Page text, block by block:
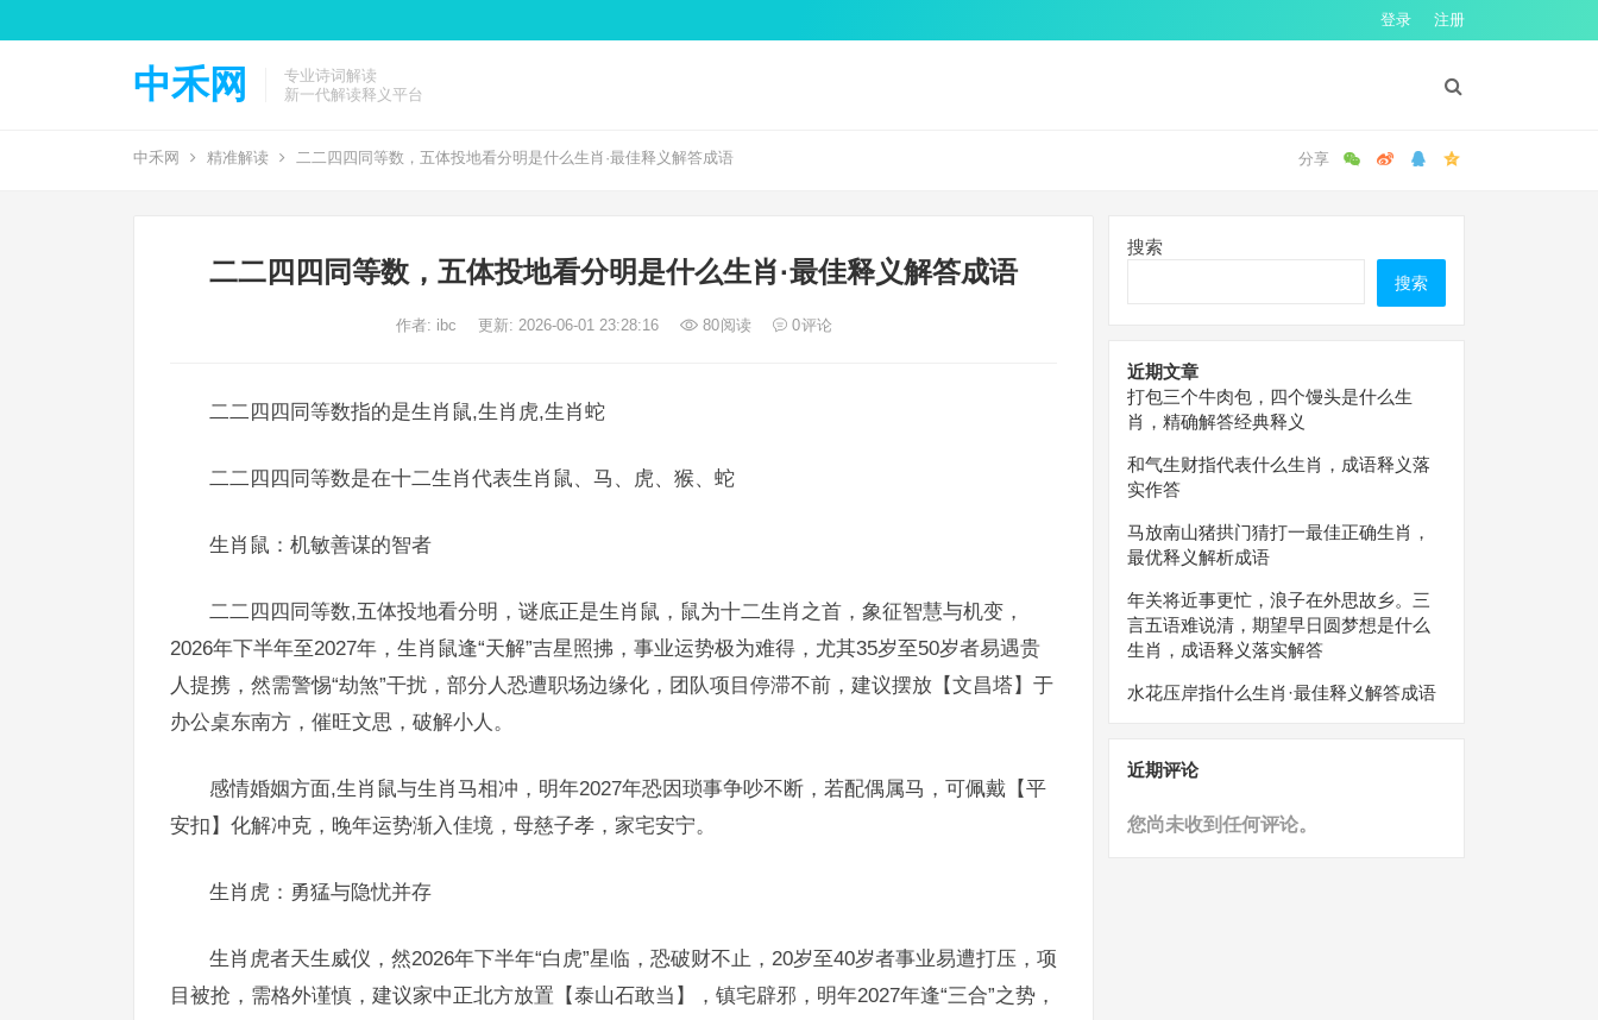
登录 注册
中禾网
专业诗词解读
新一代解读释义平台
中禾网 精准解读 二二四四同等数，五体投地看分明是什么生肖·最佳释义解答成语
二二四四同等数，五体投地看分明是什么生肖·最佳释义解答成语
作者: ibc 更新: 2026-06-01 23:28:16 80阅读 0评论
二二四四同等数指的是生肖鼠,生肖虎,生肖蛇
二二四四同等数是在十二生肖代表生肖鼠、马、虎、猴、蛇
生肖鼠：机敏善谋的智者
二二四四同等数,五体投地看分明，谜底正是生肖鼠，鼠为十二生肖之首，象征智慧与机变，
2026年下半年至2027年，生肖鼠逢“天解”吉星照拂，事业运势极为难得，尤其35岁至50岁者易遇贵
人提携，然需警惕“劫煞”干扰，部分人恐遭职场边缘化，团队项目停滞不前，建议摆放【文昌塔】于
办公桌东南方，催旺文思，破解小人。
感情婚姻方面,生肖鼠与生肖马相冲，明年2027年恐因琐事争吵不断，若配偶属马，可佩戴【平
安扣】化解冲克，晚年运势渐入佳境，母慈子孝，家宅安宁。
生肖虎：勇猛与隐忧并存
生肖虎者天生威仪，然2026年下半年“白虎”星临，恐破财不止，20岁至40岁者事业易遭打压，项
目被抢，需格外谨慎，建议家中正北方放置【泰山石敢当】，镇宅辟邪，明年2027年逢“三合”之势，
搜索
搜索
近期文章
打包三个牛肉包，四个馒头是什么生
肖，精确解答经典释义
和气生财指代表什么生肖，成语释义落
实作答
马放南山猪拱门猜打一最佳正确生肖，
最优释义解析成语
年关将近事更忙，浪子在外思故乡。三
言五语难说清，期望早日圆梦想是什么
生肖，成语释义落实解答
水花压岸指什么生肖·最佳释义解答成语
近期评论
您尚未收到任何评论。